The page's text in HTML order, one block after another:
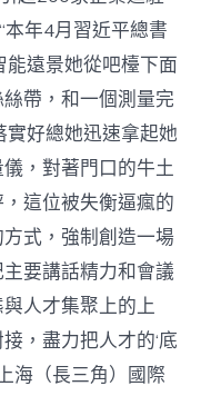
本年4月習近平總書
能遠景她從吧檯下面
帶，和一個測量完
實好總她迅速拿起她
，對著門口的牛土
這位被失衡逼瘋的
式，強制創造一場
要講話精力和會議
人才集聚上的上
，盡力把人才的‘底
海（長三角）國際